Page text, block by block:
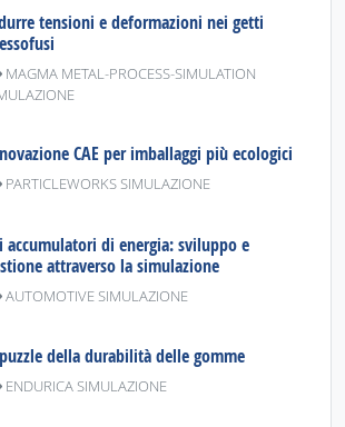
tensioni e deformazioni nei getti
MAGMA METAL-PROCESS-SIMULATION
CAE per imballaggi più ecologici
PARTICLEWORKS SIMULAZIONE
accumulatori di energia: sviluppo e
attraverso la simulazione
AUTOMOTIVE SIMULAZIONE
della durabilità delle gomme
ENDURICA SIMULAZIONE